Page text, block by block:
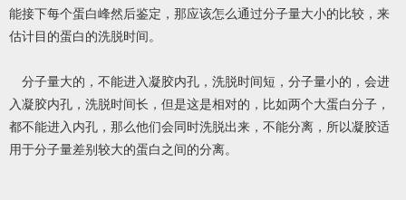
能接下每个蛋白峰然后鉴定，那应该怎么通过分子量大小的比较，来
估计目的蛋白的洗脱时间。
分子量大的，不能进入凝胶内孔，洗脱时间短，分子量小的，会进
入凝胶内孔，洗脱时间长，但是这是相对的，比如两个大蛋白分子，
都不能进入内孔，那么他们会同时洗脱出来，不能分离，所以凝胶适
用于分子量差别较大的蛋白之间的分离。